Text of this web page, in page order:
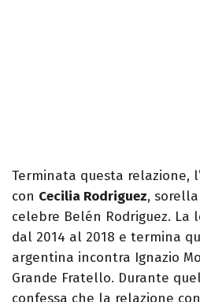
Terminata questa relazione,
con Cecilia Rodriguez,
celebre Belén Rodriguez. La
dal 2014 al 2018 e termina
argentina incontra Ignazio
Grande Fratello. Durante